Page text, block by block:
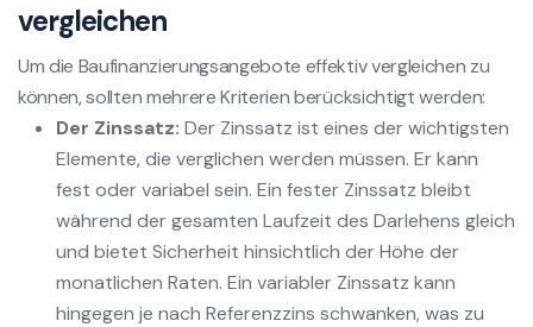
vergleichen
Um die Baufinanzierungsangebote effektiv vergleichen zu
können, sollten mehrere Kriterien berücksichtigt werden:
Der Zinssatz: Der Zinssatz ist eines der wichtigsten
Elemente, die verglichen werden müssen. Er kann
fest oder variabel sein. Ein fester Zinssatz bleibt
während der gesamten Laufzeit des Darlehens gleich
und bietet Sicherheit hinsichtlich der Höhe der
monatlichen Raten. Ein variabler Zinssatz kann
hingegen je nach Referenzzins schwanken, was zu